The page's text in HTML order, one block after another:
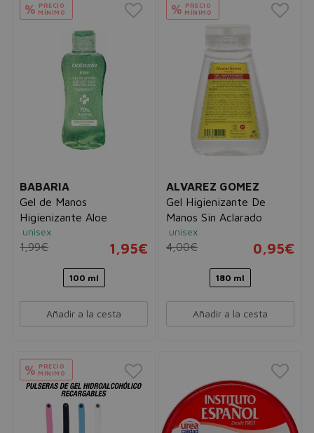
% PRECIO
MÍNIMO
BABARIA
Gel de Manos
Higienizante Aloe
unisex
1,99€ 1,95€
100 ml
Añadir a la cesta
% PRECIO
MÍNIMO
ALVAREZ GOMEZ
Gel Higienizante De
Manos Sin Aclarado
unisex
4,00€ 0,95€
180 ml
Añadir a la cesta
% PRECIO
MÍNIMO